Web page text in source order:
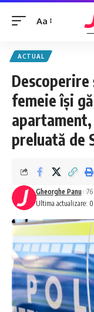
Aa
ACTUAL
Descoperire
femeie își
preluată de
Ultima actualizare:
Gheorghe Panu 76